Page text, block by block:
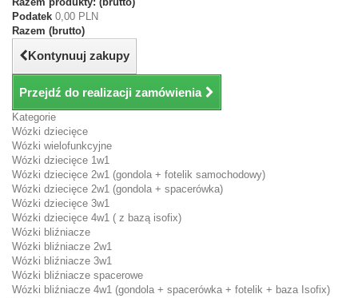
Podatek 0,00 PLN
Razem (brutto)
Kontynuuj zakupy
Przejdź do realizacji zamówienia
Kategorie
Wózki dziecięce
Wózki wielofunkcyjne
Wózki dziecięce 1w1
Wózki dziecięce 2w1 (gondola + fotelik samochodowy)
Wózki dziecięce 2w1 (gondola + spacerówka)
Wózki dziecięce 3w1
Wózki dziecięce 4w1 ( z bazą isofix)
Wózki bliźniacze
Wózki bliźniacze 2w1
Wózki bliźniacze 3w1
Wózki bliźniacze spacerowe
Wózki bliźniacze 4w1 (gondola + spacerówka + fotelik + baza Isofix)